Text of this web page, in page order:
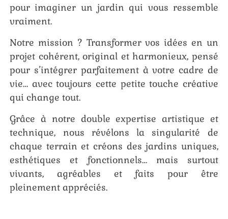
pour imaginer un jardin qui vous ressemble
vraiment.
Notre mission ? Transformer vos idées en un
projet cohérent, original et harmonieux, pensé
pour s’intégrer parfaitement à votre cadre de
vie… avec toujours cette petite touche créative
qui change tout.
Grâce à notre double expertise artistique et
technique, nous révélons la singularité de
chaque terrain et créons des jardins uniques,
esthétiques et fonctionnels… mais surtout
vivants, agréables et faits pour être
pleinement appréciés.